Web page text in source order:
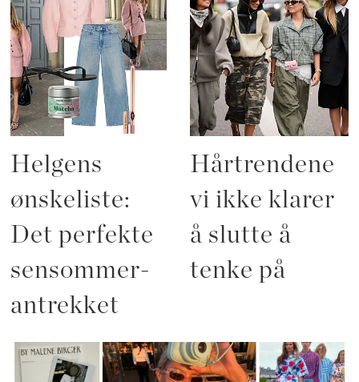
Helgens
ønskeliste:
Det perfekte
sensommer-
antrekket
Hårtrendene
vi ikke klarer
å slutte å
tenke på